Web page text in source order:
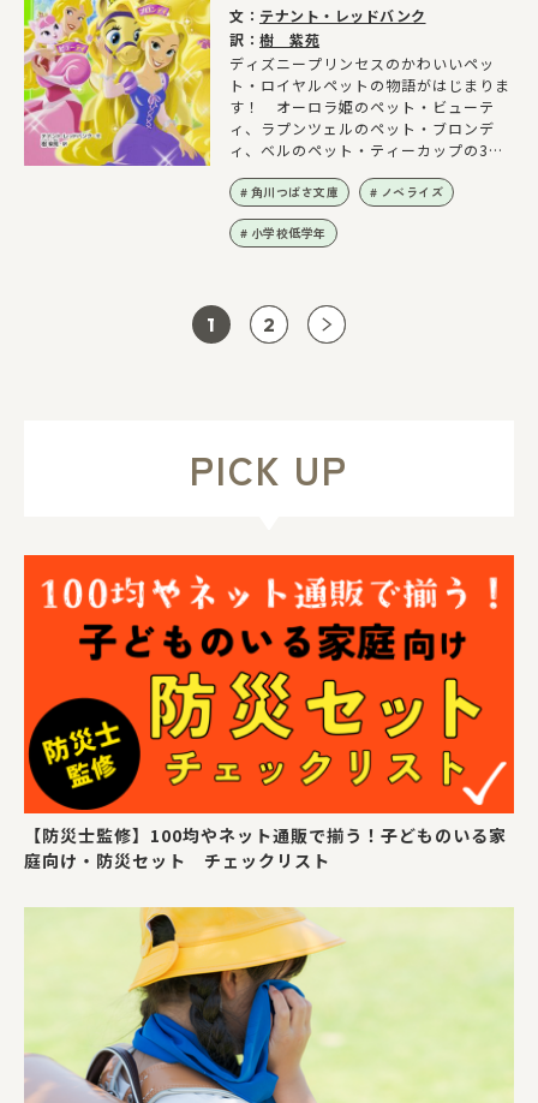
文： テナント・レッドバンク
訳：樹 紫苑
ディズニープリンセスのかわいいペッ
ト・ロイヤルペットの物語がはじまりま
す！ オーロラ姫のペット・ビューテ
ィ、ラプンツェルのペット・ブロンデ
ィ、ベルのペット・ティーカップの3つ
角川つばさ文庫 ノベライズ
小学校低学年
1 2
PICK UP
【防災士監修】100均やネット通販で揃う！子どものいる家
庭向け・防災セット チェックリスト